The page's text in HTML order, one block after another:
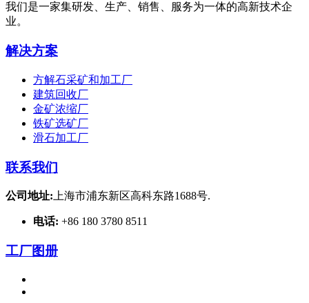
我们是一家集研发、生产、销售、服务为一体的高新技术企
业。
解决方案
方解石采矿和加工厂
建筑回收厂
金矿浓缩厂
铁矿选矿厂
滑石加工厂
联系我们
公司地址: 上海市浦东新区高科东路1688号.
电话: +86 180 3780 8511
工厂图册